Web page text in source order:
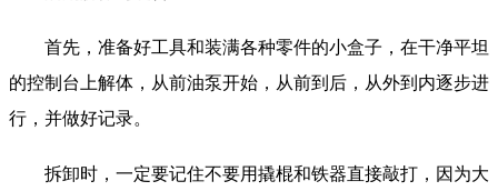
首先，准备好工具和装满各种零件的小盒子，在干净平坦
的控制台上解体，从前油泵开始，从前到后，从外到内逐步进
行，并做好记录。
拆卸时，一定要记住不要用撬棍和铁器直接敲打，因为大